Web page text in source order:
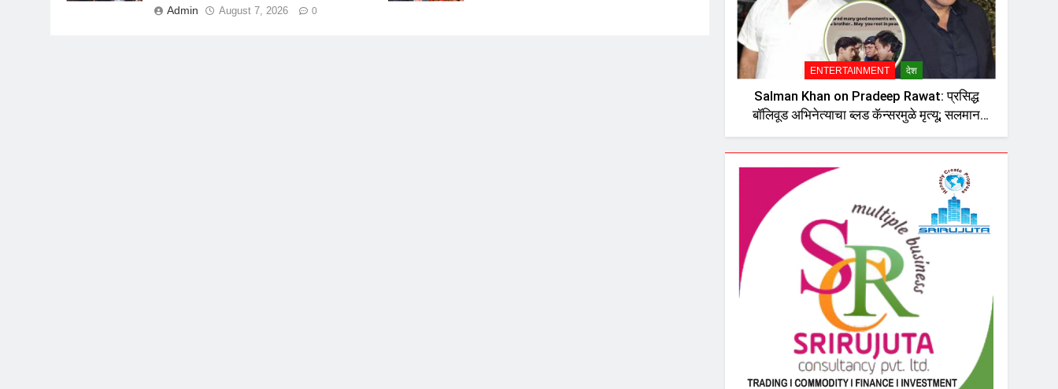
Admin August 7, 2026 0
ENTERTAINMENT देश
Salman Khan on Pradeep Rawat: प्रसिद्ध
बॉलिवूड अभिनेत्याचा ब्लड कॅन्सरमुळे मृत्यू; सलमान
खानची पोस्ट चर्चेत, दु:ख व्यक्त करत म्हणाला…